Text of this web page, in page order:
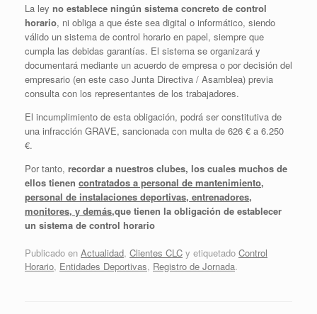
La ley no establece ningún sistema concreto de control
horario, ni obliga a que éste sea digital o informático, siendo
válido un sistema de control horario en papel, siempre que
cumpla las debidas garantías. El sistema se organizará y
documentará mediante un acuerdo de empresa o por decisión del
empresario (en este caso Junta Directiva / Asamblea) previa
consulta con los representantes de los trabajadores.
El incumplimiento de esta obligación, podrá ser constitutiva de
una infracción GRAVE, sancionada con multa de 626 € a 6.250
€.
Por tanto, recordar a nuestros clubes, los cuales muchos de
ellos tienen contratados a personal de mantenimiento,
personal de instalaciones deportivas, entrenadores,
monitores, y demás,que tienen la obligación de establecer
un sistema de control horario
Publicado en Actualidad, Clientes CLC y etiquetado Control
Horario, Entidades Deportivas, Registro de Jornada.